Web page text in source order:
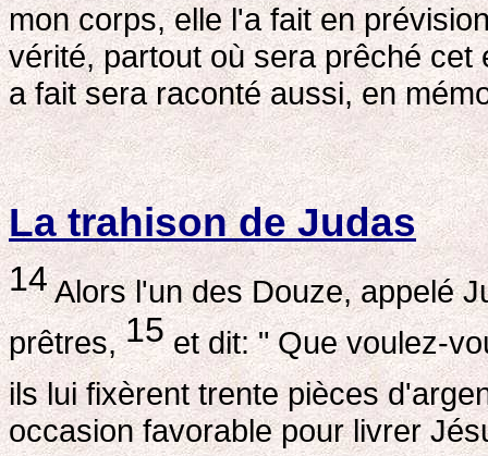
mon corps, elle l'a fait en
vérité, partout où sera prêché cet
a fait sera raconté aussi, en
La trahison de Judas
14Alors l'un des Douze, appelé
prêtres,15et dit: " Que voulez-
ils lui fixèrent trente pièces
occasion favorable pour livrer